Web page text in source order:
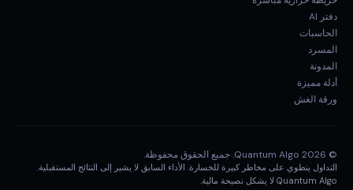
دفتر AI
الحاسبات
المسرد
المدونة
أدلة مميزة
ورقة الغش
© 2026 Quantum Algo. جميع الحقوق محفوظة.
التداول ينطوي على مخاطر كبيرة للخسارة. الأداء السابق لا يشير إلى النتائج المستقبلية.
Quantum Algo لا يشكل نصيحة مالية.